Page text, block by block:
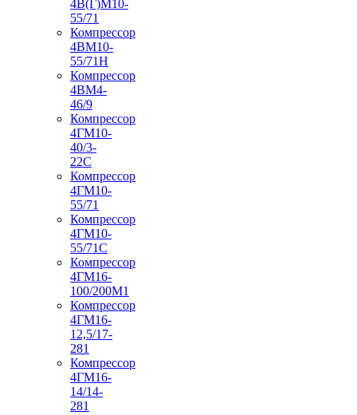
4В(Г)М10-
55/71
Компрессор
4ВМ10-
55/71Н
Компрессор
4ВМ4-
46/9
Компрессор
4ГМ10-
40/3-
22С
Компрессор
4ГМ10-
55/71
Компрессор
4ГМ10-
55/71С
Компрессор
4ГМ16-
100/200М1
Компрессор
4ГМ16-
12,5/17-
281
Компрессор
4ГМ16-
14/14-
281